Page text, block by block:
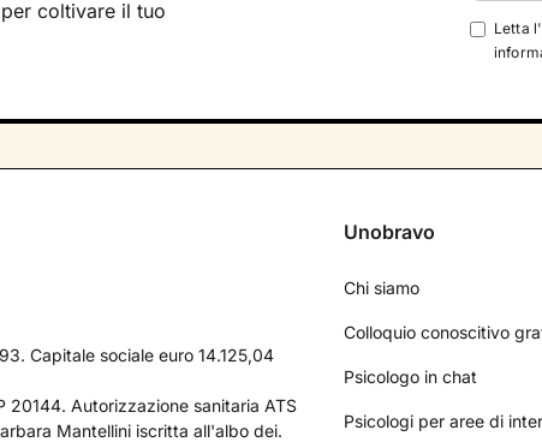
coltivare il tuo
Letta l'
Capitale sociale euro 14.125,04
20144. Autorizzazione sanitaria ATS
Mantellini iscritta all'albo dei.
Unobravo
Chi siamo
Colloquio conoscitivo
Psicologo in chat
Psicologi per aree di